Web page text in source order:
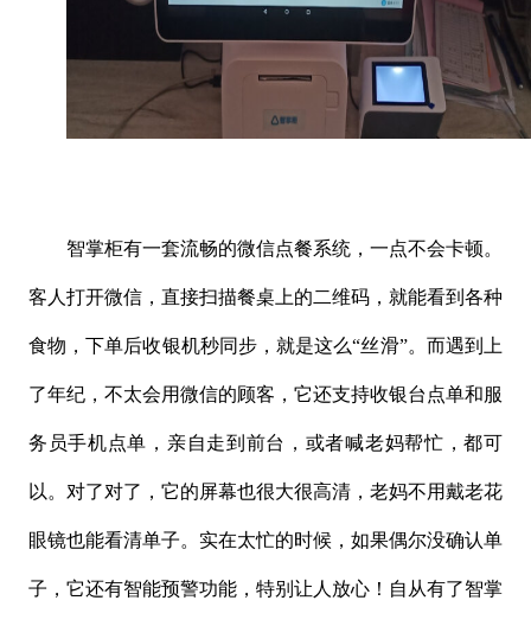
智掌柜有一套流畅的微信点餐系统，一点不会卡顿。
客人打开微信，直接扫描餐桌上的二维码，就能看到各种
食物，下单后收银机秒同步，就是这么“丝滑”。而遇到上
了年纪，不太会用微信的顾客，它还支持收银台点单和服
务员手机点单，亲自走到前台，或者喊老妈帮忙，都可
以。对了对了，它的屏幕也很大很高清，老妈不用戴老花
眼镜也能看清单子。实在太忙的时候，如果偶尔没确认单
子，它还有智能预警功能，特别让人放心！自从有了智掌